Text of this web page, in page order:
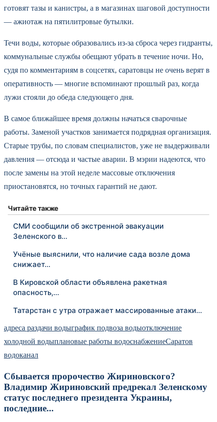
готовят тазы и канистры, а в магазинах шаговой доступности
— ажиотаж на пятилитровые бутылки.
Течи воды, которые образовались из-за сброса через гидранты,
коммунальные службы обещают убрать в течение ночи. Но,
судя по комментариям в соцсетях, саратовцы не очень верят в
оперативность — многие вспоминают прошлый раз, когда
лужи стояли до обеда следующего дня.
В самое ближайшее время должны начаться сварочные
работы. Заменой участков занимается подрядная организация.
Старые трубы, по словам специалистов, уже не выдерживали
давления — отсюда и частые аварии. В мэрии надеются, что
после замены на этой неделе массовые отключения
приостановятся, но точных гарантий не дают.
Читайте также
СМИ сообщили об экстренной эвакуации
Зеленского в…
Учёные выяснили, что наличие сада возле дома
снижает…
В Кировской области объявлена ракетная
опасность,…
Татарстан с утра отражает массированные атаки…
адреса раздачи водыграфик подвоза водыотключение
холодной водыплановые работы водоснабжениеСаратов
водоканал
Сбывается пророчество Жириновского?
Владимир Жириновский предрекал Зеленскому
статус последнего президента Украины,
последние...